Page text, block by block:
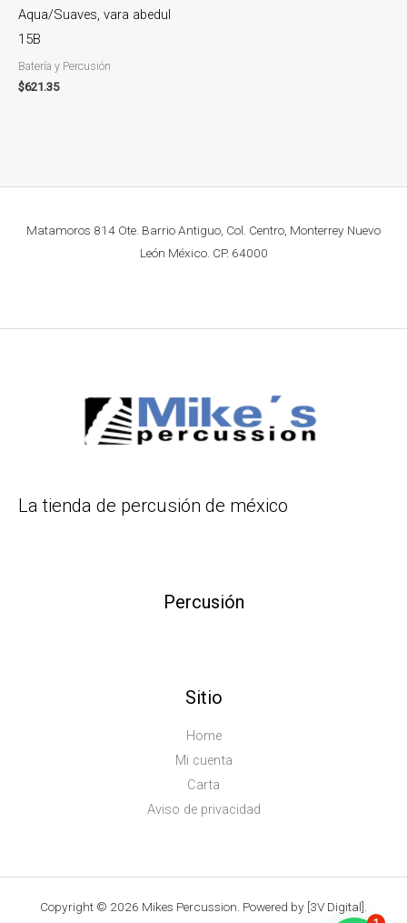
Aqua/Suaves, vara abedul
15B
Batería y Percusión
$621.35
Matamoros 814 Ote. Barrio Antiguo, Col. Centro, Monterrey Nuevo
León México. CP. 64000
La tienda de percusión de méxico
Percusión
Sitio
Home
Mi cuenta
Carta
Aviso de privacidad
Copyright © 2026 Mikes Percussion. Powered by [3V Digital].